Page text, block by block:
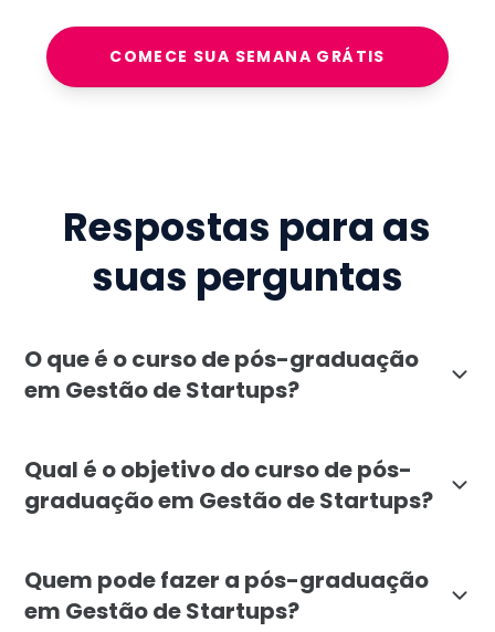
COMECE SUA SEMANA GRÁTIS
Respostas para as
suas perguntas
O que é o curso de pós-graduação
em Gestão de Startups?
Qual é o objetivo do curso de pós-
graduação em Gestão de Startups?
Quem pode fazer a pós-graduação
em Gestão de Startups?